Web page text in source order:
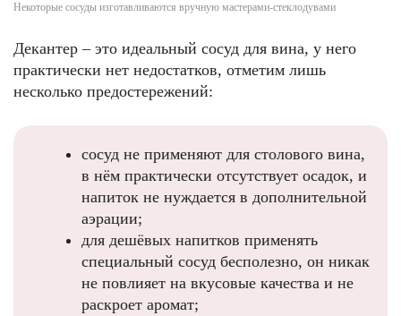
Некоторые сосуды изготавливаются вручную мастерами-стеклодувами
Декантер – это идеальный сосуд для вина, у него
практически нет недостатков, отметим лишь
несколько предостережений:
сосуд не применяют для столового вина,
в нём практически отсутствует осадок, и
напиток не нуждается в дополнительной
аэрации;
для дешёвых напитков применять
специальный сосуд бесполезно, он никак
не повлияет на вкусовые качества и не
раскроет аромат;